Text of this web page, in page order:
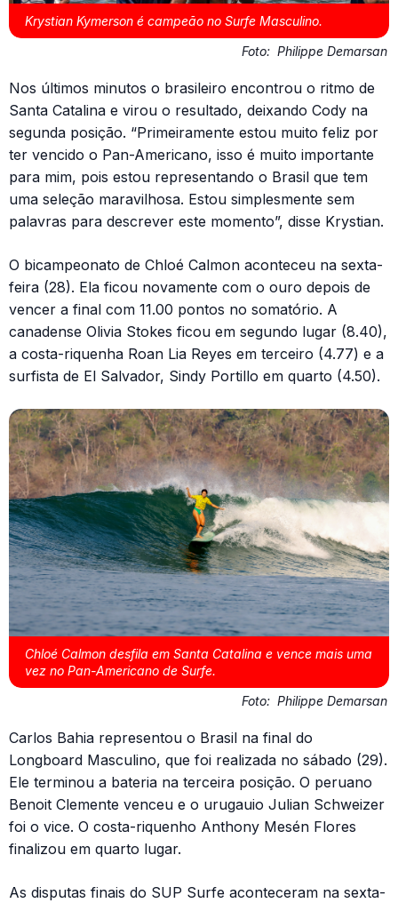
Krystian Kymerson é campeão no Surfe Masculino.
Foto: Philippe Demarsan
Nos últimos minutos o brasileiro encontrou o ritmo de
Santa Catalina e virou o resultado, deixando Cody na
segunda posição. “Primeiramente estou muito feliz por
ter vencido o Pan-Americano, isso é muito importante
para mim, pois estou representando o Brasil que tem
uma seleção maravilhosa. Estou simplesmente sem
palavras para descrever este momento”, disse Krystian.
O bicampeonato de Chloé Calmon aconteceu na sexta-
feira (28). Ela ficou novamente com o ouro depois de
vencer a final com 11.00 pontos no somatório. A
canadense Olivia Stokes ficou em segundo lugar (8.40),
a costa-riquenha Roan Lia Reyes em terceiro (4.77) e a
surfista de El Salvador, Sindy Portillo em quarto (4.50).
Chloé Calmon desfila em Santa Catalina e vence mais uma
vez no Pan-Americano de Surfe.
Foto: Philippe Demarsan
Carlos Bahia representou o Brasil na final do
Longboard Masculino, que foi realizada no sábado (29).
Ele terminou a bateria na terceira posição. O peruano
Benoit Clemente venceu e o urugauio Julian Schweizer
foi o vice. O costa-riquenho Anthony Mesén Flores
finalizou em quarto lugar.
As disputas finais do SUP Surfe aconteceram na sexta-